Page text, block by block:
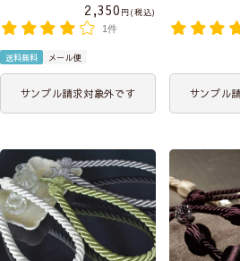
2,350
税込
1件
送料無料 メール便
サンプル請求対象外です サンプル